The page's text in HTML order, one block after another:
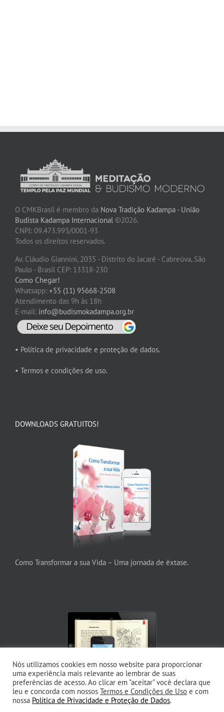
O CMKBrasil é membro da Nova Tradição Kadampa - União
Budista Kadampa Internacional ©2026.
CNPJ: 09.473.993/0001-93
Todos os direitos reservados.
Av. Cláudio Giannini, 2035 - Distrito do Jacaré - Cabreúva, São
Paulo - Brasil CEP: 13318-230
Como Chegar!
Whatsapp: +55 (11) 95668-2508
Atendimento das 9h às 18h
E-mail: info@budismokadampa.org.br
• Política de privacidade e proteção de dados.
• Termos e condições de uso.
DOWNLOADS GRATUITOS!
Como Transformar a sua Vida – Uma jornada de êxtase.
Budismo Moderno – O caminho da Compaixão e da
Nós utilizamos cookies em nosso website para proporcionar
uma experiência mais relevante ao lembrar de suas
preferências de acesso. Ao clicar em "aceitar" você declara que
leu e concorda com nossos Termos e Condições de Uso e com
nossa Política de Privacidade e Proteção de Dados.